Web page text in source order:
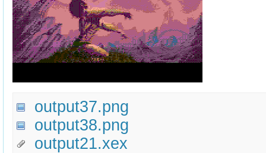
output37.png
output38.png
output21.xex